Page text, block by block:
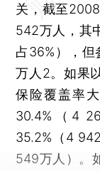
关，截至
542万人，其
占36%），
万人2。如果
保险覆盖率
30.4%（4
35.2%（4
549万人）。